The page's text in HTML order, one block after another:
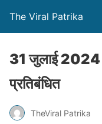
The Viral Patrika
31 जुलाई
प्रतिबंधित
TheViral Patrika